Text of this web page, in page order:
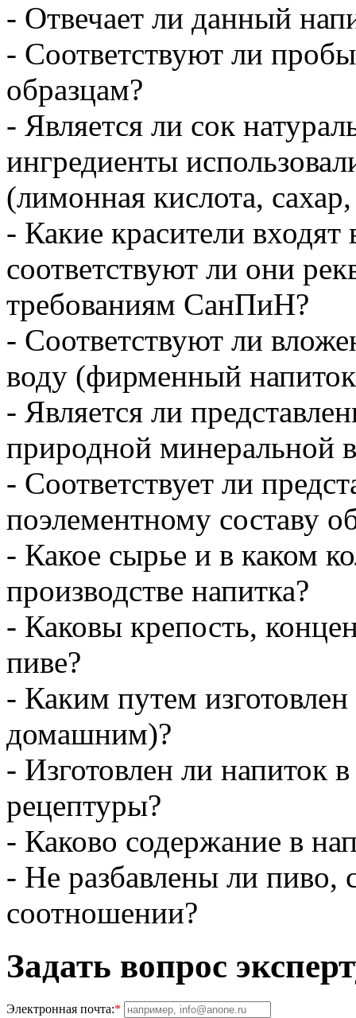
- Отвечает ли данный
- Соответствуют ли
образцам?
- Является ли сок
ингредиенты
(лимонная кислота,
- Какие красители входят
соответствуют ли они
требованиям СанПиН?
- Соответствуют ли
воду (фирменный
- Является ли
природной минеральной
- Соответствует ли
поэлементному составу
- Какое сырье и в каком
производстве напитка?
- Каковы крепость,
пиве?
- Каким путем
домашним)?
- Изготовлен ли напиток
рецептуры?
- Каково содержание в
- Не разбавлены ли пиво,
соотношении?
Задать вопрос
Электронная почта:*